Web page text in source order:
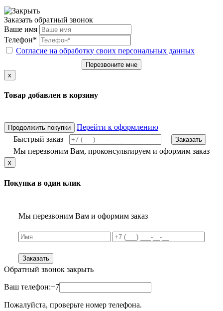
Заказать обратный звонок
Ваше имя
Телефон*
Согласие на обработку своих персональных данных
Перезвоните мне
x
Товар добавлен в корзину
Продолжить покупки
Перейти к оформлению
Быстрый заказ
Заказать
Мы перезвоним Вам, проконсультируем и оформим заказ
x
Покупка в один клик
Мы перезвоним Вам и оформим заказ
Заказать
Обратный звонок закрыть
Ваш телефон:+7
Пожалуйста, проверьте номер телефона.